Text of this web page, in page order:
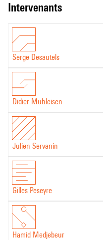
intervenants
Serge Desautels
Didier Muhleisen
Julien Servanin
Gilles Peseyre
Hamid Medjebeur